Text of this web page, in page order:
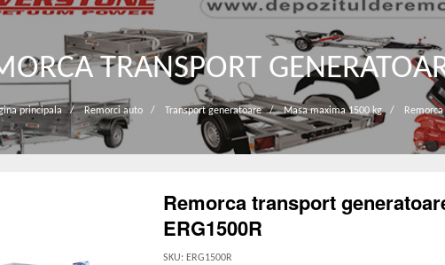
TRANSPORT
principala / Remorci auto / Transport generatoare / Masa maxima 1500 kg /
Remorca transport
ERG1500R
SKU: ERG1500R